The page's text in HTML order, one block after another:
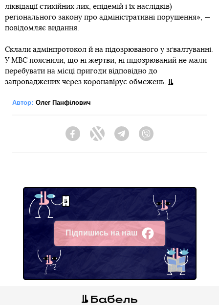
ліквідації стихійних лих, епідемій і їх наслідків)
регіонального закону про адміністративні порушення», —
повідомляє видання.
Склали адмінпротокол й на підозрюваного у зґвалтуванні.
У МВС пояснили, що ні жертви, ні підозрюваний не мали
перебувати на місці пригоди відповідно до
запроваджених через коронавірус обмежень.
Автор: Олег Панфілович
FacebookTwitter Telegram
Підпишись на наш
Facebook